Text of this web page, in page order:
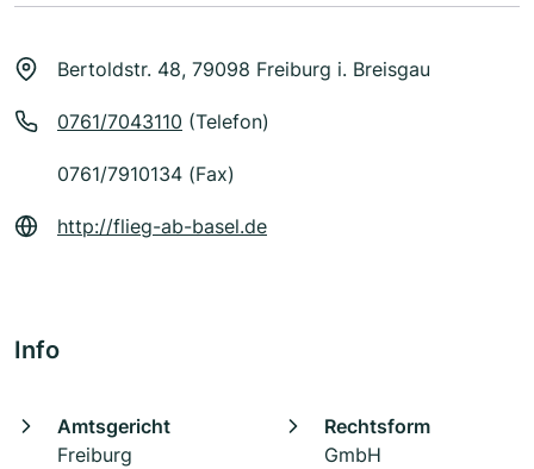
Bertoldstr. 48, 79098 Freiburg i. Breisgau
0761/7043110 (Telefon)
0761/7910134 (Fax)
http://flieg-ab-basel.de
Info
Amtsgericht
Freiburg
Rechtsform
GmbH